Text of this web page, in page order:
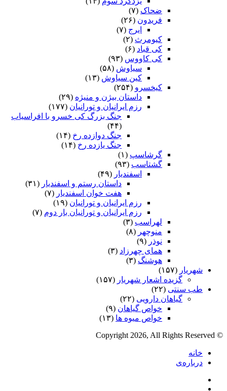
ضحاک (۷)
فریدون (۲۶)
ایرج (۷)
کیومرث (۲)
کی قباد (۶)
کی کاووس (۹۳)
سیاوش (۵۸)
کین سیاوش (۱۳)
کیخسرو (۲۵۴)
داستان بیژن و منیژه (۲۹)
رزم ایرانیان و تورانیان (۱۷۷)
جنگ بزرگ کی خسرو با افراسیاب
(۴۴)
جنگ دوازده رخ (۱۴)
جنگ یازده رخ (۱۴)
گرشاسپ (۱)
گشتاسب (۹۳)
اسفندیار (۴۹)
داستان رستم و اسفندیار (۳۱)
هفت خوان اسفندیار (۷)
رزم ایرانیان و تورانیان (۱۹)
رزم ایرانیان و تورانیان بار دوم (۷)
لهراسب (۳)
منوچهر (۸)
نوذر (۹)
هماى چهرزاد (۳)
هوشنگ (۳)
شهریار (۱۵۷)
گزیده اشعار شهریار (۱۵۷)
طب سنتی (۲۲)
گیاهان دارویی (۲۲)
خواص گیاهان (۹)
خواص میوه ها (۱۳)
© Copyright 2026, All Rights Reserved
خانه
درباره‌ی